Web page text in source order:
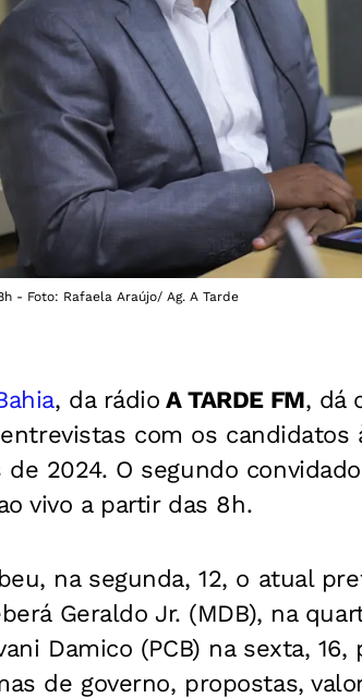
- Foto: Rafaela Araújo/ Ag. A Tarde
, da rádio A TARDE FM, dá
com os candidatos
2024. O segundo
vivo a partir das 8h.
na segunda, 12, o atual
Geraldo Jr. (MDB), na
Damico (PCB) na sexta,
de governo, propostas,